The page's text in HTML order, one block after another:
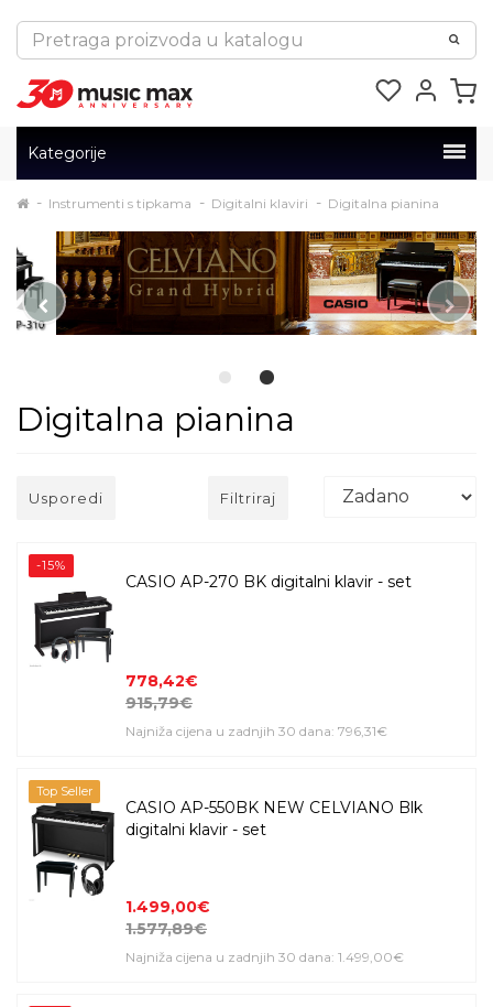
Kategorije
Instrumenti s tipkama Digitalni klaviri Digitalna pianina
Digitalna pianina
Usporedi Filtriraj
-15%
CASIO AP-270 BK digitalni klavir - set
778,42€
915,79€
Najniža cijena u zadnjih 30 dana: 796,31€
Top Seller
CASIO AP-550BK NEW CELVIANO Blk
digitalni klavir - set
1.499,00€
1.577,89€
Najniža cijena u zadnjih 30 dana: 1.499,00€